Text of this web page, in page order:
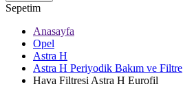
Sepetim
Anasayfa
Opel
Astra H
Astra H Periyodik Bakım ve Filtre
Hava Filtresi Astra H Eurofil